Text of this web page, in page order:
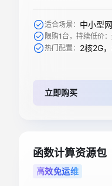
适合场景： 中小型
限购1台，持续低价：
热门配置：
立即购买
函数计算资源包
高效免运维